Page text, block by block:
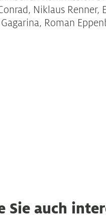
Niklaus
Roman
Sie auch